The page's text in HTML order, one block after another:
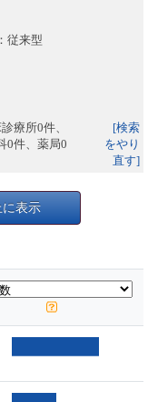
従来型
療所0件、
0件、薬局0
[検索
をやり
直す]
に表示